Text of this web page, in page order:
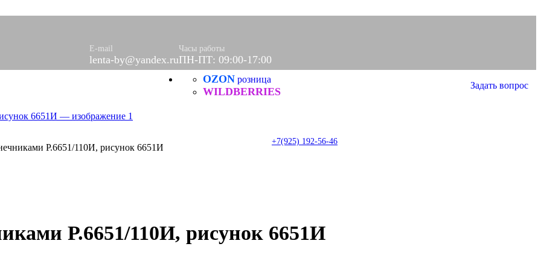
E-mail
lenta-by@yandex.ru
Часы работы
ПН-ПТ: 09:00-17:00
+7(925) 192-56-46
OZON розница
WILDBERRIES
Задать вопрос
Р.6651/110И, рисунок 6651И
Р.6651/110И, рисунок 6651И